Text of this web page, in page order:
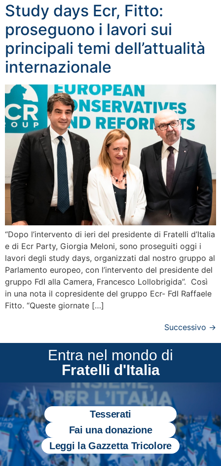
Study days Ecr, Fitto:
proseguono i lavori sui
principali temi dell’attualità
internazionale
“Dopo l’intervento di ieri del presidente di Fratelli d’Italia
e di Ecr Party, Giorgia Meloni, sono proseguiti oggi i
lavori degli study days, organizzati dal nostro gruppo al
Parlamento europeo, con l’intervento del presidente del
gruppo FdI alla Camera, Francesco Lollobrigida”. Così
in una nota il copresidente del gruppo Ecr- FdI Raffaele
Fitto. “Queste giornate […]
Successivo →
Entra nel mondo di
Fratelli d'Italia
Tesserati
Fai una donazione
Leggi la Gazzetta Tricolore